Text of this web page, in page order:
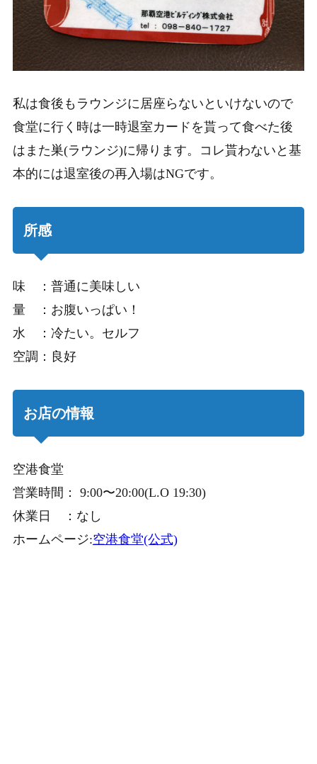
私は食後もラウンジに居座らないといけないので
食堂に行く時は一時退室カードを貰って食べた後
はまた巣(ラウンジ)に帰ります。コレ貰わないと基
本的には退室後の再入場はNGです。
所感
味 ：普通に美味しい
量 ：お腹いっぱい！
水 ：冷たい。セルフ
空調：良好
お店の情報
空港食堂
営業時間： 9:00〜20:00(L.O 19:30)
休業日 ：なし
ホームページ:空港食堂(公式)